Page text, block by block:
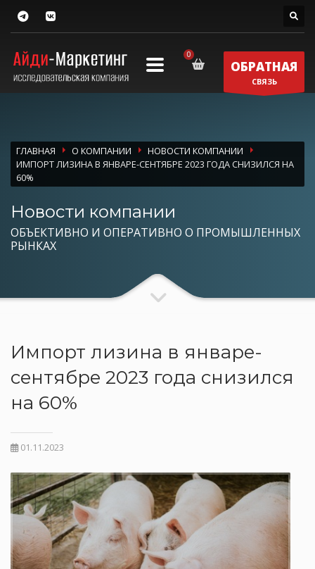
ОБРАТНАЯ
СВЯЗЬ
ГЛАВНАЯ О КОМПАНИИ
НОВОСТИ КОМПАНИИ
ИМПОРТ ЛИЗИНА В ЯНВАРЕ-СЕНТЯБРЕ 2023 ГОДА СНИЗИЛСЯ НА
60%
Новости компании
ОБЪЕКТИВНО И ОПЕРАТИВНО О ПРОМЫШЛЕННЫХ
РЫНКАХ
Импорт лизина в январе-
сентябре 2023 года снизился
на 60%
01.11.2023